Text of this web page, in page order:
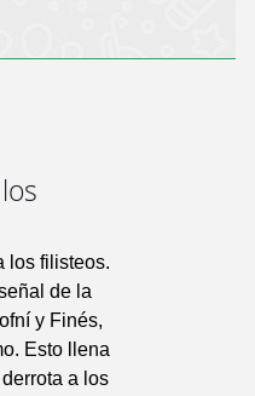
los filisteos.
de la
y Finés,
Esto llena
a los